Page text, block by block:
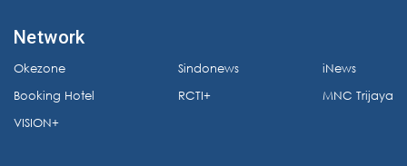
Network
Okezone
Booking Hotel
VISION+
Sindonews
RCTI+
iNews
MNC Trijaya